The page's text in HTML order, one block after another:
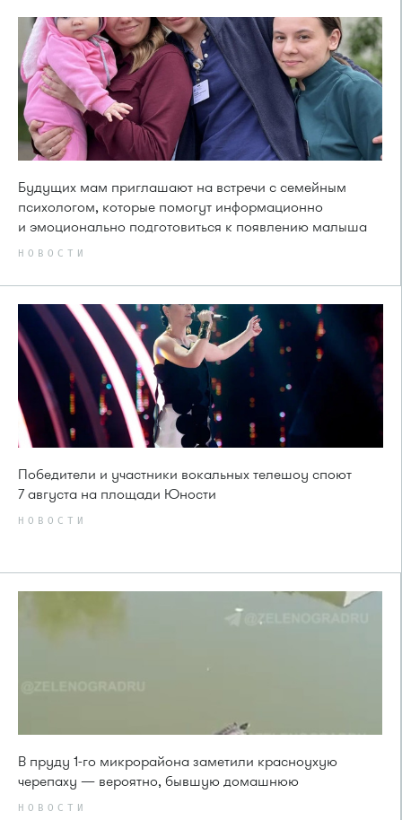
Будущих мам приглашают на встречи с семейным
психологом, которые помогут информационно
и эмоционально подготовиться к появлению малыша
НОВОСТИ
Победители и участники вокальных телешоу споют
7 августа на площади Юности
НОВОСТИ
В пруду 1-го микрорайона заметили красноухую
черепаху — вероятно, бывшую домашнюю
НОВОСТИ